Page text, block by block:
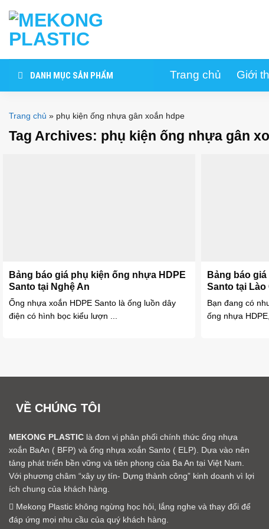
content
DANH MỤC SẢN PHẨM Trang chủ Giới
Trang chủ » phụ kiện ống nhựa gân xoắn hdpe
Tag Archives: phụ kiện ống nhựa gân
Bảng báo giá phụ kiện ống nhựa HDPE
Santo tại Nghệ An
Ống nhựa xoắn HDPE Santo là ống luồn dây
điện có hình bọc kiểu lượn ...
Bảng báo
Santo tại Lào
Bạn đang có
ống nhựa
VỀ CHÚNG TÔI
MEKONG PLASTIC là đơn vị phân phối chính thức ống nhựa
xoắn BaAn ( BFP) và ống nhựa xoắn Santo ( ELP). Dựa vào nên
tảng phát triển bền vững và tiên phong của Ba An tại Việt Nam.
Với phương châm “xây uy tín- Dựng thành công” kinh doanh vì lợi
ích chung của khách hàng.
Mekong Plastic không ngừng học hỏi, lắng nghe và thay đổi để
đáp ứng mọi nhu cầu của quý khách hàng.